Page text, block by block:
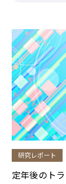
研究レポート
定年後のト